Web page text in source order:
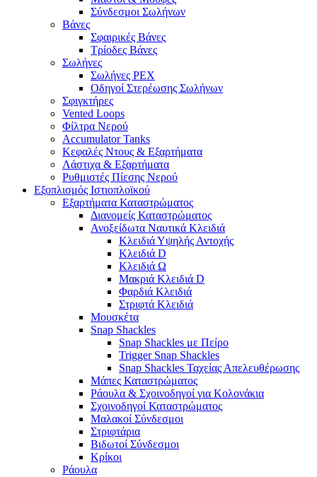
Σύνδεσμοι Σωλήνων
Βάνες
Σφαιρικές Βάνες
Τρίοδες Βάνες
Σωλήνες
Σωλήνες PEX
Οδηγοί Στερέωσης Σωλήνων
Σφιγκτήρες
Vented Loops
Φίλτρα Νερού
Accumulator Tanks
Κεφαλές Ντους & Εξαρτήματα
Λάστιχα & Εξαρτήματα
Ρυθμιστές Πίεσης Νερού
Εξοπλισμός Ιστιοπλοϊκού
Εξαρτήματα Καταστρώματος
Διανομείς Καταστρώματος
Ανοξείδωτα Ναυτικά Κλειδιά
Κλειδιά Υψηλής Αντοχής
Κλειδιά D
Κλειδιά Ω
Μακριά Κλειδιά D
Φαρδιά Κλειδιά
Στριφτά Κλειδιά
Μουσκέτα
Snap Shackles
Snap Shackles με Πείρο
Trigger Snap Shackles
Snap Shackles Ταχείας Απελευθέρωσης
Μάπες Καταστρώματος
Ράουλα & Σχοινοδηγοί για Κολονάκια
Σχοινοδηγοί Καταστρώματος
Μαλακοί Σύνδεσμοι
Στριφτάρια
Βιδωτοί Σύνδεσμοι
Κρίκοι
Ράουλα